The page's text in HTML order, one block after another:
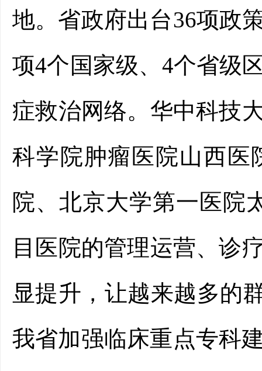
地。省政府出台36项政
项4个国家级、4个省级
症救治网络。华中科技
科学院肿瘤医院山西医
院、北京大学第一医院
目医院的管理运营、诊
显提升，让越来越多的
我省加强临床重点专科